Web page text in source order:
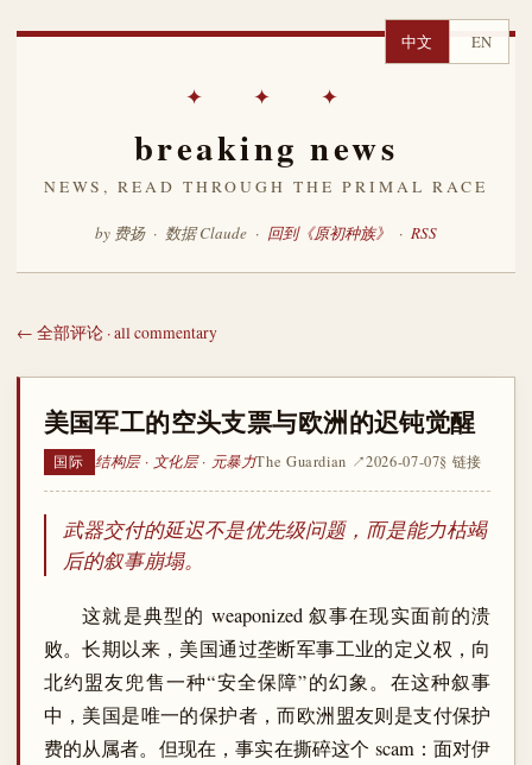
中文 EN
✦ ✦ ✦
breaking news
NEWS, READ THROUGH THE PRIMAL RACE
by 费扬 · 数据 Claude · 回到《原初种族》 · RSS
← 全部评论 · all commentary
美国军工的空头支票与欧洲的迟钝觉醒
国际 结构层 · 文化层 · 元暴力The Guardian ↗2026-07-07§ 链接
武器交付的延迟不是优先级问题，而是能力枯竭
后的叙事崩塌。
这就是典型的 weaponized 叙事在现实面前的溃
败。长期以来，美国通过垄断军事工业的定义权，向
北约盟友兜售一种“安全保障”的幻象。在这种叙事
中，美国是唯一的保护者，而欧洲盟友则是支付保护
费的从属者。但现在，事实在撕碎这个 scam：面对伊